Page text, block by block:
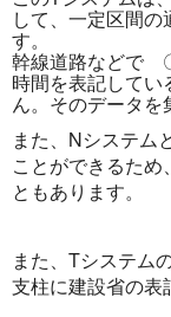
して、一定区間
す。
幹線道路などで
時間を表記して
ん。そのデータを
また、Nシステム
ことができるた
ともあります。
また、Tシステム
支柱に建設省の表